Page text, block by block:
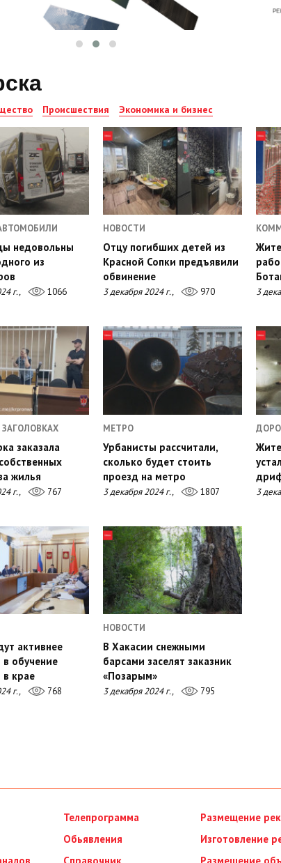
Происшествия Экономика и бизнес
недовольны
из
г., 1066
НОВОСТИ
Отцу погибших детей из
Красной Сопки предъявили
обвинение
3 декабря 2024 г., 970 3
заказала
жилья
г., 767
МЕТРО
Урбанисты рассчитали,
сколько будет стоить
проезд на метро
3 декабря 2024 г., 1807 3
активнее
в обучение
в крае
г., 768
НОВОСТИ
В Хакасии снежными
барсами заселят заказник
«Позарым»
3 декабря 2024 г., 795
Телепрограмма
Обьявления
Размещение
Изготовление